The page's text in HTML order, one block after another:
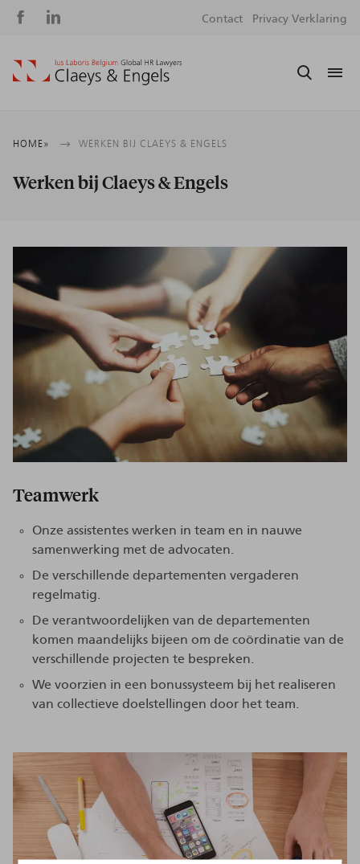
Social
Contact Privacy Verklaring
Kruimelpad
HOME WERKEN BIJ CLAEYS & ENGELS
Werken bij Claeys & Engels
Teamwerk
Onze assistentes werken in team en in nauwe
samenwerking met de advocaten.
De verschillende departementen vergaderen
regelmatig.
De verantwoordelijken van de departementen
komen maandelijks bijeen om de coördinatie van de
verschillende projecten te bespreken.
We voorzien in een bonussysteem bij het realiseren
van collectieve doelstellingen door het team.